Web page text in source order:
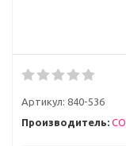
Артикул: 840-536
Производитель: